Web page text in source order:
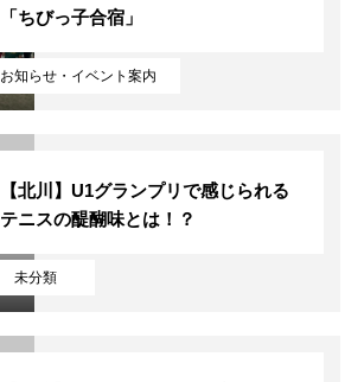
お知らせ・イベント案内
「ちびっ子合宿」
未分類
【北川】U1グランプリで感じられる
テニスの醍醐味とは！？